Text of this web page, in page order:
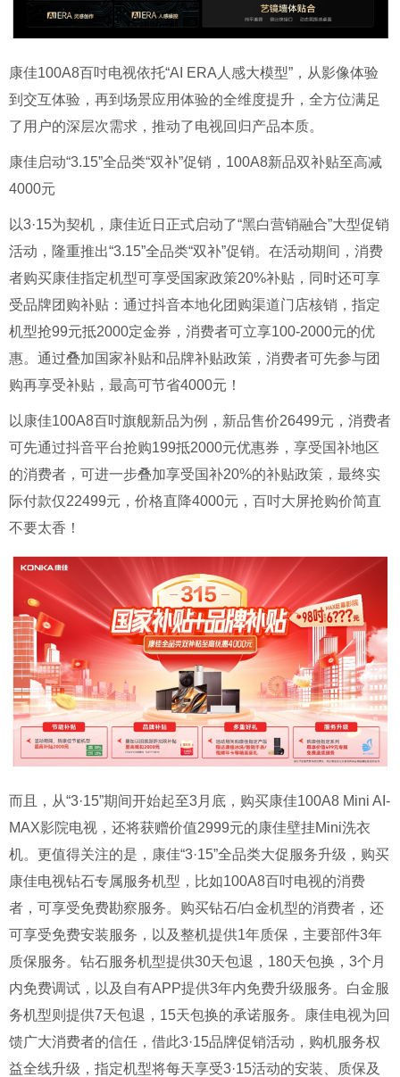
康佳100A8百吋电视依托“AI ERA人感大模型”，从影像体验
到交互体验，再到场景应用体验的全维度提升，全方位满足
了用户的深层次需求，推动了电视回归产品本质。
康佳启动“3.15”全品类“双补”促销，100A8新品双补贴至高减
4000元
以3·15为契机，康佳近日正式启动了“黑白营销融合”大型促销
活动，隆重推出“3.15”全品类“双补”促销。在活动期间，消费
者购买康佳指定机型可享受国家政策20%补贴，同时还可享
受品牌团购补贴：通过抖音本地化团购渠道门店核销，指定
机型抢99元抵2000定金券，消费者可立享100-2000元的优
惠。通过叠加国家补贴和品牌补贴政策，消费者可先参与团
购再享受补贴，最高可节省4000元！
以康佳100A8百吋旗舰新品为例，新品售价26499元，消费者
可先通过抖音平台抢购199抵2000元优惠券，享受国补地区
的消费者，可进一步叠加享受国补20%的补贴政策，最终实
际付款仅22499元，价格直降4000元，百吋大屏抢购价简直
不要太香！
而且，从“3·15”期间开始起至3月底，购买康佳100A8 Mini AI-
MAX影院电视，还将获赠价值2999元的康佳壁挂Mini洗衣
机。更值得关注的是，康佳“3·15”全品类大促服务升级，购买
康佳电视钻石专属服务机型，比如100A8百吋电视的消费
者，可享受免费勘察服务。购买钻石/白金机型的消费者，还
可享受免费安装服务，以及整机提供1年质保，主要部件3年
质保服务。钻石服务机型提供30天包退，180天包换，3个月
内免费调试，以及自有APP提供3年内免费升级服务。白金服
务机型则提供7天包退，15天包换的承诺服务。康佳电视为回
馈广大消费者的信任，借此3·15品牌促销活动，购机服务权
益全线升级，指定机型将每天享受3·15活动的安装、质保及